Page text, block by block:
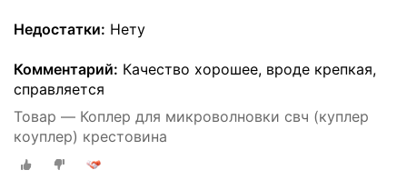
Недостатки: Нету
Комментарий: Качество хорошее, вроде крепкая,
справляется
Товар — Коплер для микроволновки свч (куплер
коуплер) крестовина